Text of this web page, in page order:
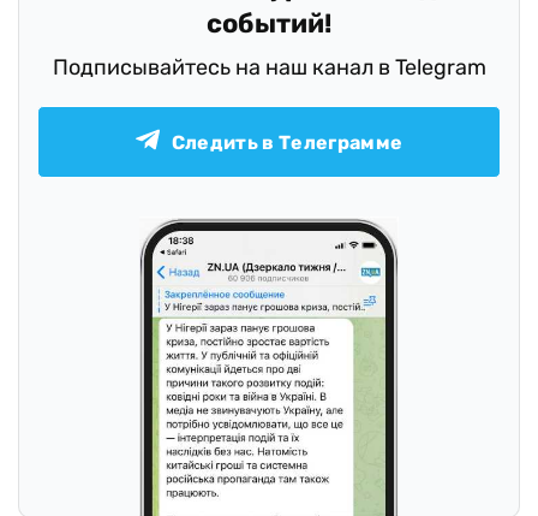
событий!
Подписывайтесь на наш канал в Telegram
Следить в Телеграмме